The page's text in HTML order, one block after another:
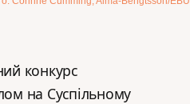
конкурс
на Суспільному